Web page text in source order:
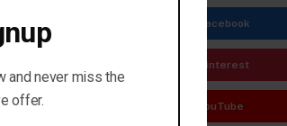
Telegram
Facebook
Pinterest
YouTube
and never miss the
offer.